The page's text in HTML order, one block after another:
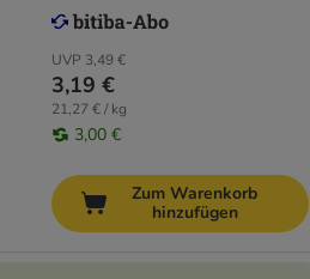
UVP 3,49 €
3,19 €
21,27 € / kg
3,00 €
Zum Warenkorb
hinzufügen